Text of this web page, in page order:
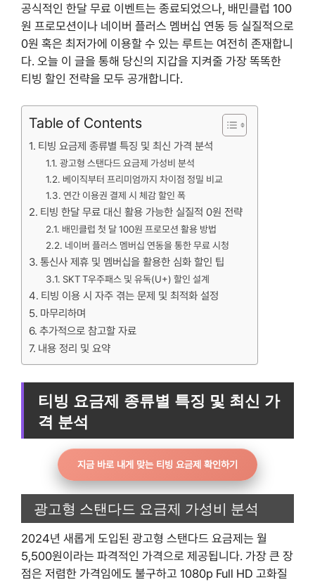
공식적인 한달 무료 이벤트는 종료되었으나, 배민클럽 100
원 프로모션이나 네이버 플러스 멤버십 연동 등 실질적으로
0원 혹은 최저가에 이용할 수 있는 루트는 여전히 존재합니
다. 오늘 이 글을 통해 당신의 지갑을 지켜줄 가장 똑똑한
티빙 할인 전략을 모두 공개합니다.
Table of Contents
티빙 요금제 종류별 특징 및 최신 가격 분석
광고형 스탠다드 요금제 가성비 분석
베이직부터 프리미엄까지 차이점 정밀 비교
연간 이용권 결제 시 체감 할인 폭
티빙 한달 무료 대신 활용 가능한 실질적 0원 전략
배민클럽 첫 달 100원 프로모션 활용 방법
네이버 플러스 멤버십 연동을 통한 무료 시청
통신사 제휴 및 멤버십을 활용한 심화 할인 팁
SKT T우주패스 및 유독(U+) 할인 설계
티빙 이용 시 자주 겪는 문제 및 최적화 설정
마무리하며
추가적으로 참고할 자료
내용 정리 및 요약
티빙 요금제 종류별 특징 및 최신 가
격 분석
지금 바로 내게 맞는 티빙 요금제 확인하기
광고형 스탠다드 요금제 가성비 분석
2024년 새롭게 도입된 광고형 스탠다드 요금제는 월
5,500원이라는 파격적인 가격으로 제공됩니다. 가장 큰 장
점은 저렴한 가격임에도 불구하고 1080p Full HD 고화질